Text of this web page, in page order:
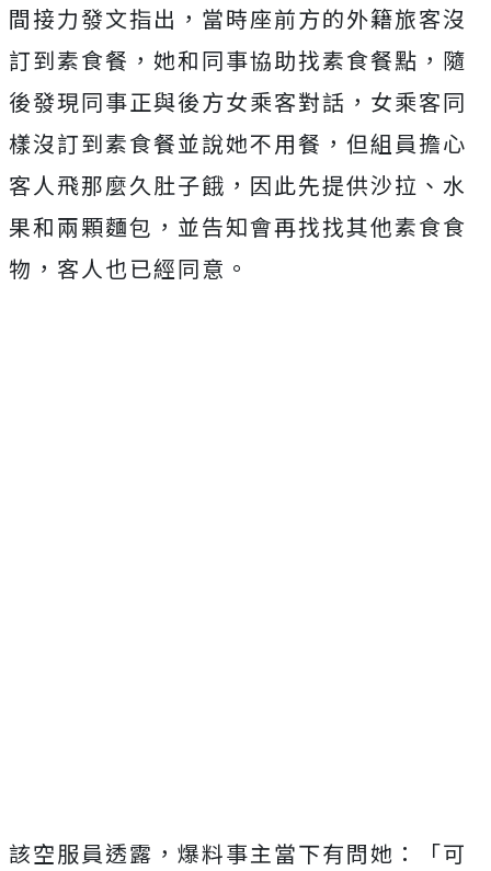
間接力發文指出，當時座前方的外籍旅客沒
訂到素食餐，她和同事協助找素食餐點，隨
後發現同事正與後方女乘客對話，女乘客同
樣沒訂到素食餐並說她不用餐，但組員擔心
客人飛那麼久肚子餓，因此先提供沙拉、水
果和兩顆麵包，並告知會再找找其他素食食
物，客人也已經同意。
該空服員透露，爆料事主當下有問她：「可